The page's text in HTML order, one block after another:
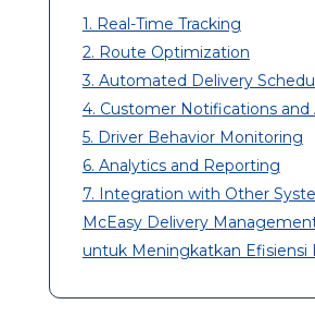
1. Real-Time Tracking
2. Route Optimization
3. Automated Delivery
4. Customer Notifications and
5. Driver Behavior Monitoring
6. Analytics and Reporting
7. Integration with Other
McEasy Delivery
untuk Meningkatkan Efisiensi